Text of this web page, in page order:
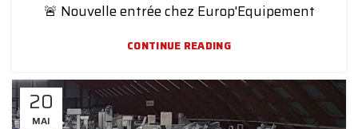
🚨 Nouvelle entrée chez Europ'Equipement
CONTINUE READING
20
MAI